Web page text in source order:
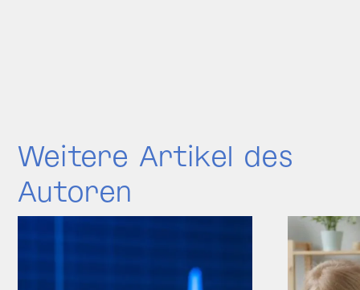
Weitere Artikel des
Autoren